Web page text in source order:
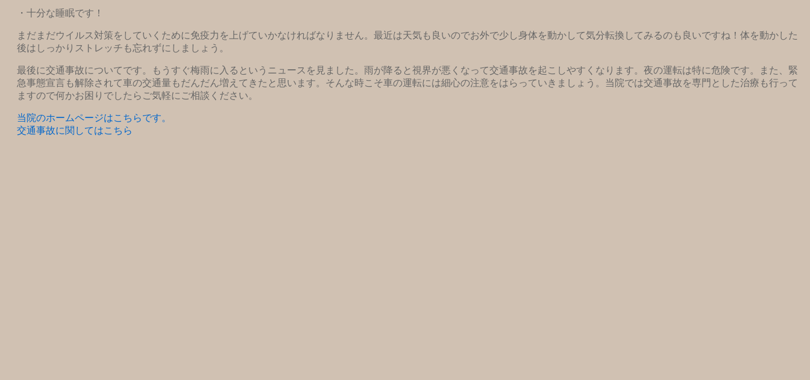
・十分な睡眠です！
まだまだウイルス対策をしていくために免疫力を上げていかなければなりません。最近は天気も良いのでお外で少し身体を動かして気分転換してみるのも良いですね！体を動かした
後はしっかりストレッチも忘れずにしましょう。
最後に交通事故についてです。もうすぐ梅雨に入るというニュースを見ました。雨が降ると視界が悪くなって交通事故を起こしやすくなります。夜の運転は特に危険です。また、緊
急事態宣言も解除されて車の交通量もだんだん増えてきたと思います。そんな時こそ車の運転には細心の注意をはらっていきましょう。当院では交通事故を専門とした治療も行って
ますので何かお困りでしたらご気軽にご相談ください。
当院のホームページはこちらです。
交通事故に関してはこちら